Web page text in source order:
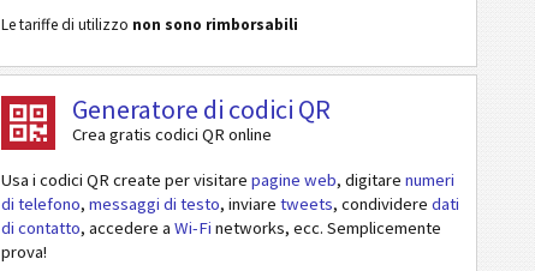
Le tariffe di utilizzo non sono rimborsabili
Generatore di codici QR
Crea gratis codici QR online
Usa i codici QR create per visitare pagine web, digitare numeri
di telefono, messaggi di testo, inviare tweets, condividere dati
di contatto, accedere a Wi-Fi networks, ecc. Semplicemente
prova!